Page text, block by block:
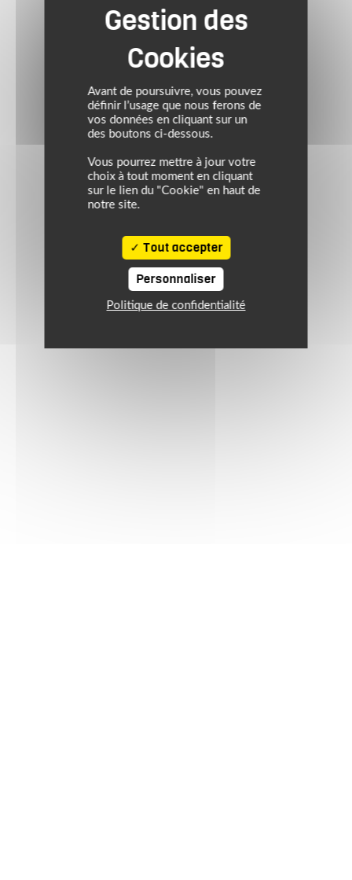
Avant de poursuivre, vous pouvez
définir l’usage que nous ferons de
vos données en cliquant sur un
des boutons ci-dessous.
Vous pourrez mettre à jour votre
choix à tout moment en cliquant
sur le lien du "Cookie" en haut de
notre site.
Tout accepter
Personnaliser
Politique de confidentialité